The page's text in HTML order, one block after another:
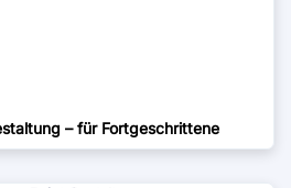
– für Fortgeschrittene